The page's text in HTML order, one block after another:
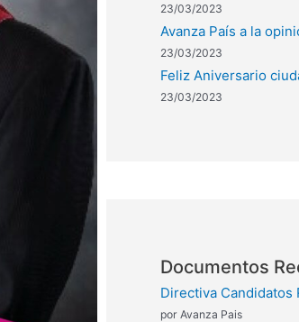
23/03/2023
Avanza País a la
23/03/2023
Feliz Aniversario
23/03/2023
Documentos
Directiva Candidatos
por Avanza Pais